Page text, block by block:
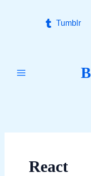
Tumblr
React